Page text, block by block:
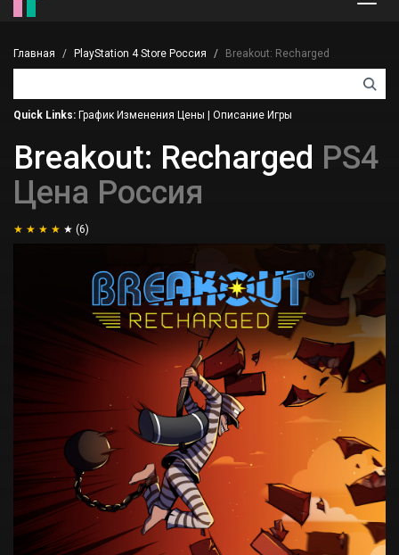
Главная PlayStation 4 Store Россия Breakout: Recharged
Quick Links: График Изменения Цены Описание Игры
Breakout: Recharged PS4
Цена Россия
(6)